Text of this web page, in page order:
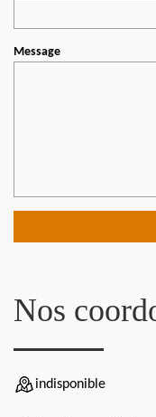
Message
Nos
indisponible